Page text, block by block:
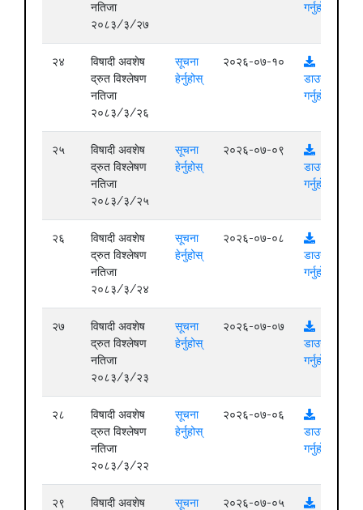
नतिजा
२०८३/३/२७
गर्नुहोस्
२४
विषादी अवशेष
द्रुत विश्लेषण
नतिजा
२०८३/३/२६
सूचना
हेर्नुहोस्
२०२६-०७-१०
डाउनलोड
गर्नुहोस्
२५
विषादी अवशेष
द्रुत विश्लेषण
नतिजा
२०८३/३/२५
सूचना
हेर्नुहोस्
२०२६-०७-०९
डाउनलोड
गर्नुहोस्
२६
विषादी अवशेष
द्रुत विश्लेषण
नतिजा
२०८३/३/२४
सूचना
हेर्नुहोस्
२०२६-०७-०८
डाउनलोड
गर्नुहोस्
२७
विषादी अवशेष
द्रुत विश्लेषण
नतिजा
२०८३/३/२३
सूचना
हेर्नुहोस्
२०२६-०७-०७
डाउनलोड
गर्नुहोस्
२८
विषादी अवशेष
द्रुत विश्लेषण
नतिजा
२०८३/३/२२
सूचना
हेर्नुहोस्
२०२६-०७-०६
डाउनलोड
गर्नुहोस्
२९
विषादी अवशेष
सूचना
२०२६-०७-०५